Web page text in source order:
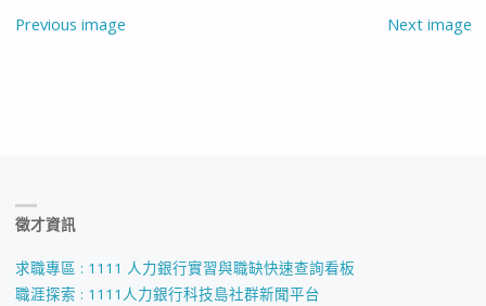
Previous image Next image
徵才資訊
求職專區 : 1111 人力銀行實習與職缺快速查詢看板
職涯探索 : 1111人力銀行科技島社群新聞平台